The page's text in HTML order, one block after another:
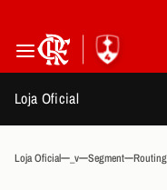
Loja Oficial
Loja Oficial _v Segment Routing